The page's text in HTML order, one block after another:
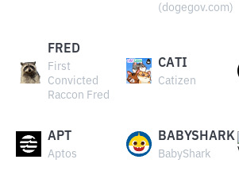
(dogegov.com)
FRED
First
Convicted
Raccon Fred
CATI
Catizen
APT
Aptos
BABYSHARK
BabyShark